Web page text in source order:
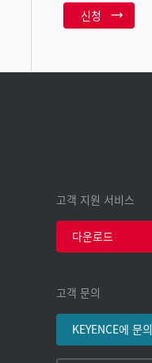
신청
고객 지원 서비스
다운로드
고객 문의
KEYENCE에 문의